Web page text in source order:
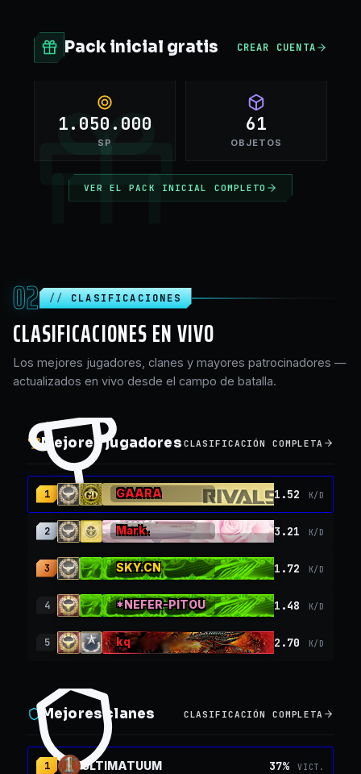
Pack inicial gratis CREAR CUENTA
1.050.000
SP
61
OBJETOS
VER EL PACK INICIAL COMPLETO
02 CLASIFICACIONES
CLASIFICACIONES EN VIVO
Los mejores jugadores, clanes y mayores patrocinadores —
actualizados en vivo desde el campo de batalla.
Mejores jugadores CLASIFICACIÓN COMPLETA
1 GAARA 1.52 K/D
2 Mark. 3.21 K/D
3 SKY.CN 1.72 K/D
4 *NEFER-PITOU 1.48 K/D
5 kq 2.70 K/D
Mejores clanes CLASIFICACIÓN COMPLETA
1 ULTIMATUUM 37% VICT.